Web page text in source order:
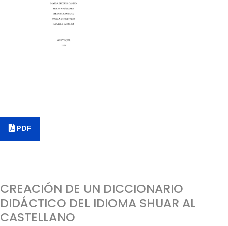
PDF
CREACIÓN DE UN DICCIONARIO
DIDÁCTICO DEL IDIOMA SHUAR AL
CASTELLANO